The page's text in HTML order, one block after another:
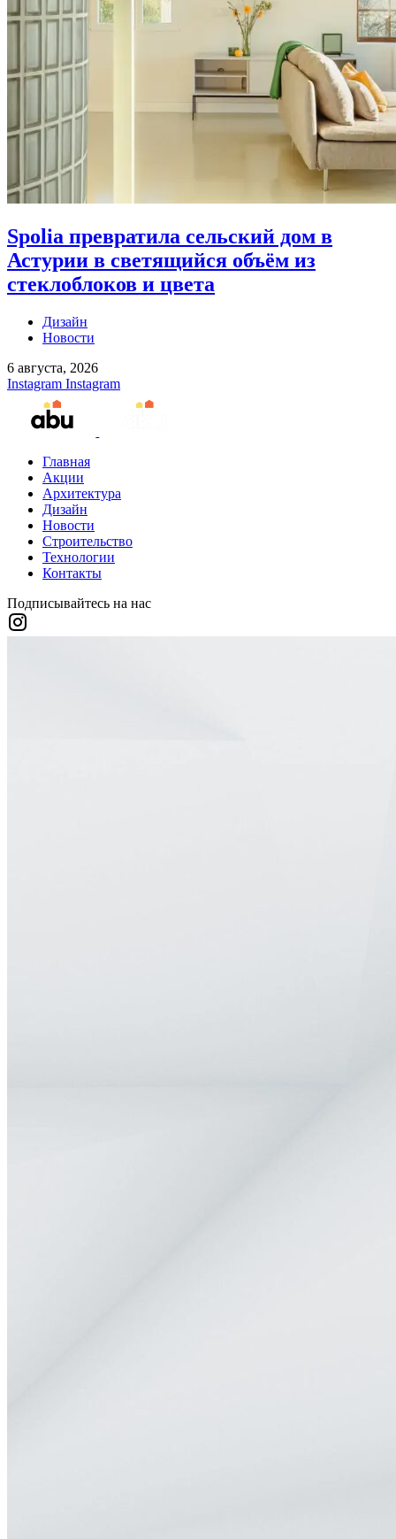
Spolia превратила сельский дом в
Астурии в светящийся объём из
стеклоблоков и цвета
Дизайн
Новости
6 августа, 2026
Instagram Instagram
Главная
Акции
Архитектура
Дизайн
Новости
Строительство
Технологии
Контакты
Подписывайтесь на нас